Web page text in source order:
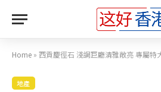
Home » 西貢慶徑石 淺調巨廳清雅敞亮 專屬特
地產